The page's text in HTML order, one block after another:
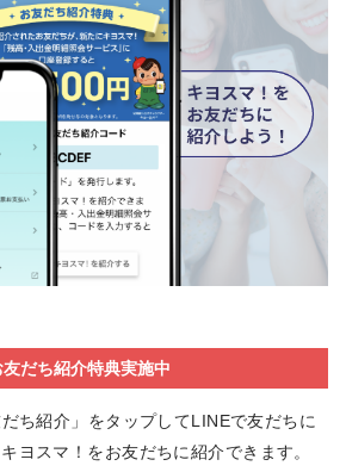
友だち紹介特典実施中
ち紹介」をタップしてLINEで友だちに
ヨスマ！をお友だちに紹介できます。